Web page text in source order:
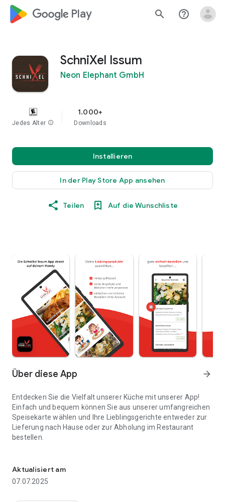
google_logo Play search help_outline
SchniXel Issum
Neon Elephant GmbH
Jedes Alter info
1.000+
Downloads
Installieren
In der Play Store App ansehen
Teilen Auf die Wunschliste
Über diese App arrow_forward
Entdecken Sie die Vielfalt unserer Küche mit unserer App!
Einfach und bequem können Sie aus unserer umfangreichen
Speisekarte wählen und Ihre Lieblingsgerichte entweder zur
Lieferung nach Hause oder zur Abholung im Restaurant
bestellen.
- Online-Bestellung: Durchstöbern Sie unsere Speisekarte mit
leckeren Gerichten.
Aktualisiert am
07.07.2025